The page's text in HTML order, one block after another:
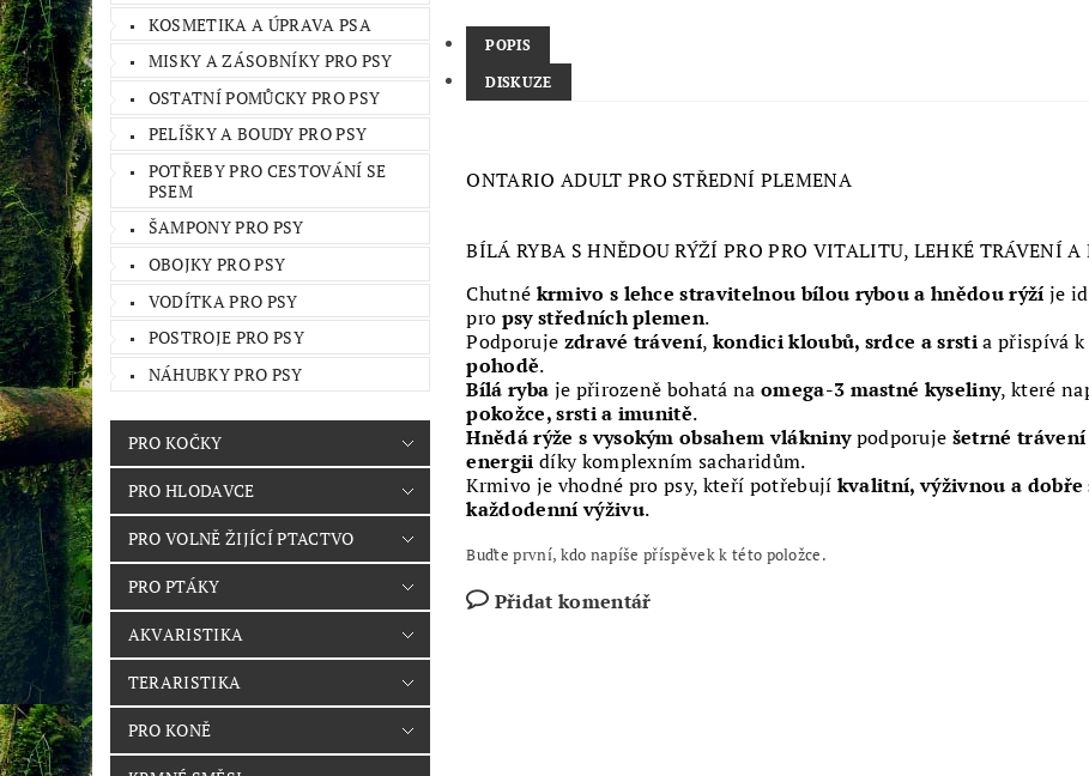
KOSMETIKA A ÚPRAVA PSA
MISKY A ZÁSOBNÍKY PRO PSY
OSTATNÍ POMŮCKY PRO PSY
PELÍŠKY A BOUDY PRO PSY
POTŘEBY PRO CESTOVÁNÍ SE
PSEM
ŠAMPONY PRO PSY
OBOJKY PRO PSY
VODÍTKA PRO PSY
POSTROJE PRO PSY
NÁHUBKY PRO PSY
PRO KOČKY
PRO HLODAVCE
PRO VOLNĚ ŽIJÍCÍ PTACTVO
PRO PTÁKY
AKVARISTIKA
TERARISTIKA
PRO KONĚ
POPIS
DISKUZE
ONTARIO ADULT PRO STŘEDNÍ PLEMENA
BÍLÁ RYBA S HNĚDOU RÝŽÍ PRO PRO VITALITU, LEHKÉ TRÁVENÍ A
Chutné krmivo s lehce stravitelnou bílou rybou a hnědou rýží je
pro psy středních plemen.
Podporuje zdravé trávení, kondici kloubů, srdce a srstia přispívá
pohodě.
Bílá ryba je přirozeně bohatá na omega-3 mastné kyseliny, které
pokožce, srsti a imunitě.
Hnědá rýže s vysokým obsahem vlákninypodporuje šetrné trávení
energii díky komplexním sacharidům.
Krmivo je vhodné pro psy, kteří potřebují kvalitní, výživnou a
každodenní výživu.
Buďte první, kdo napíše příspěvek k této položce.
Přidat komentář